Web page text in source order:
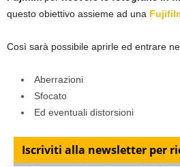
questo obiettivo assieme ad una
Così sarà possibile aprirle ed entrare
Aberrazioni
Sfocato
Ed eventuali distorsioni
Iscriviti alla newsletter per